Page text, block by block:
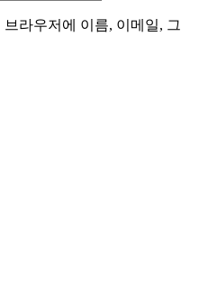
라우저에 이름, 이메일, 그